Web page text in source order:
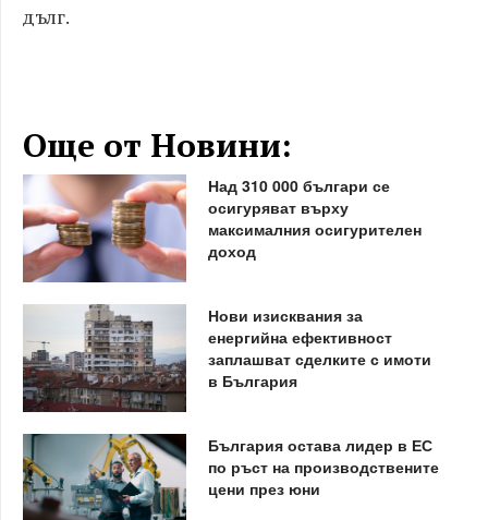
дълг.
Още от Новини:
Над 310 000 българи се
осигуряват върху
максималния осигурителен
доход
Нови изисквания за
енергийна ефективност
заплашват сделките с имоти
в България
България остава лидер в ЕС
по ръст на производствените
цени през юни